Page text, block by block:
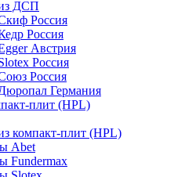
ДСП
Россия
Россия
Австрия
Россия
Россия
Германия
плит (HPL)
компакт-плит (HPL)
Abet
Fundermax